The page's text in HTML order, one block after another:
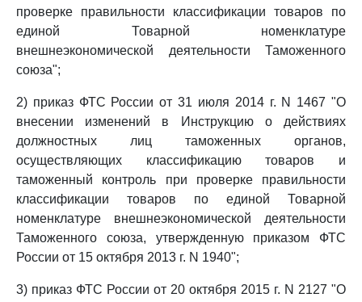
проверке правильности классификации товаров по
единой Товарной номенклатуре
внешнеэкономической деятельности Таможенного
союза";
2) приказ ФТС России от 31 июля 2014 г. N 1467 "О
внесении изменений в Инструкцию о действиях
должностных лиц таможенных органов,
осуществляющих классификацию товаров и
таможенный контроль при проверке правильности
классификации товаров по единой Товарной
номенклатуре внешнеэкономической деятельности
Таможенного союза, утвержденную приказом ФТС
России от 15 октября 2013 г. N 1940";
3) приказ ФТС России от 20 октября 2015 г. N 2127 "О